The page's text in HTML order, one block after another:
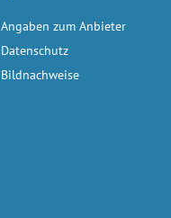
Angaben zum Anbieter
Datenschutz
Bildnachweise